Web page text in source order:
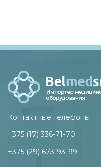
Контактные телефоны
+375 (17) 336-71-70
+375 (29) 673-93-99